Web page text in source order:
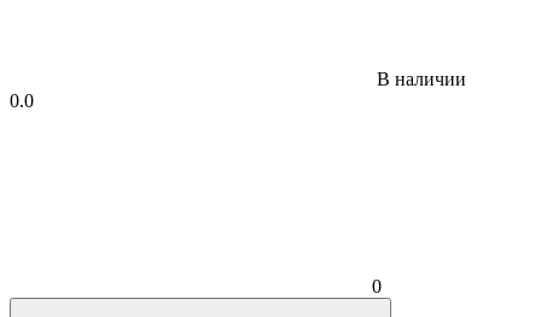
В наличии
0.0
0